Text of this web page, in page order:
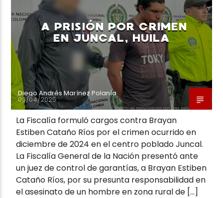
A PRISIÓN POR CRIMEN
EN JUNCAL, HUILA
Diego Andrés Marínez Polanía
03/04/2025
La Fiscalía formuló cargos contra Brayan
Estiben Cataño Ríos por el crimen ocurrido en
diciembre de 2024 en el centro poblado Juncal.
La Fiscalía General de la Nación presentó ante
un juez de control de garantías, a Brayan Estiben
Cataño Ríos, por su presunta responsabilidad en
el asesinato de un hombre en zona rural de […]